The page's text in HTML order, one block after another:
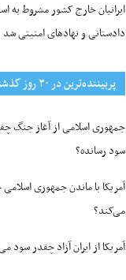
ایرانیان خارج کشور مشروط به
دادستانی و نهادهای امنیتی شد
پربیننده‌ترین‌ در ۳۰ روز گذشته
جمهوری اسلامی از آغاز جنگ
سود رسانده؟
آمریکا با ماندن جمهوری
می‌کند؟
آمریکا از ایران آزاد چقدر سود